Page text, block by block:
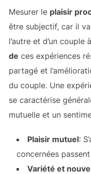
Mesurer le plaisir
être subjectif, car il
l’autre et d’un couple
de ces expériences
partagé et
du couple. Une
se caractérise
mutuelle et un
Plaisir mutuel:
concernées
Variété et